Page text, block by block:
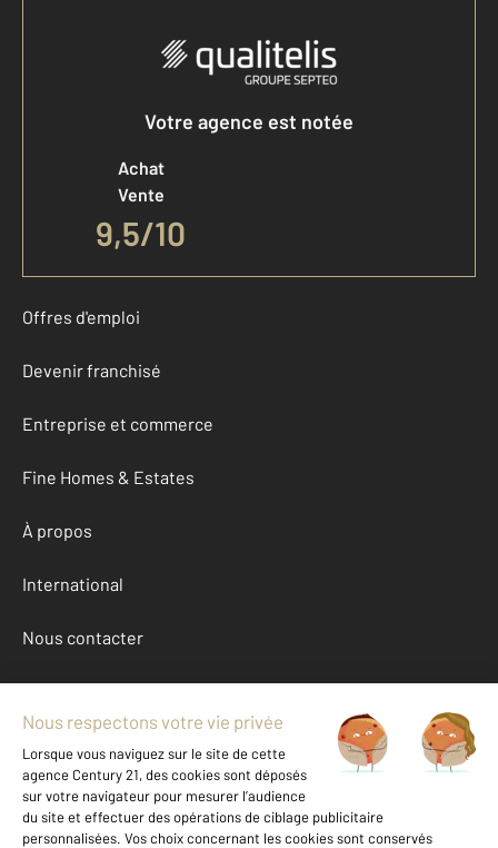
Votre agence est notée
Achat
Vente
9,5/10
Offres d'emploi
Devenir franchisé
Entreprise et commerce
Fine Homes & Estates
À propos
International
Nous contacter
Mentions légales & CGU et Barèmes d'honoraires
Données personnelles
Gestionnaire des cookies